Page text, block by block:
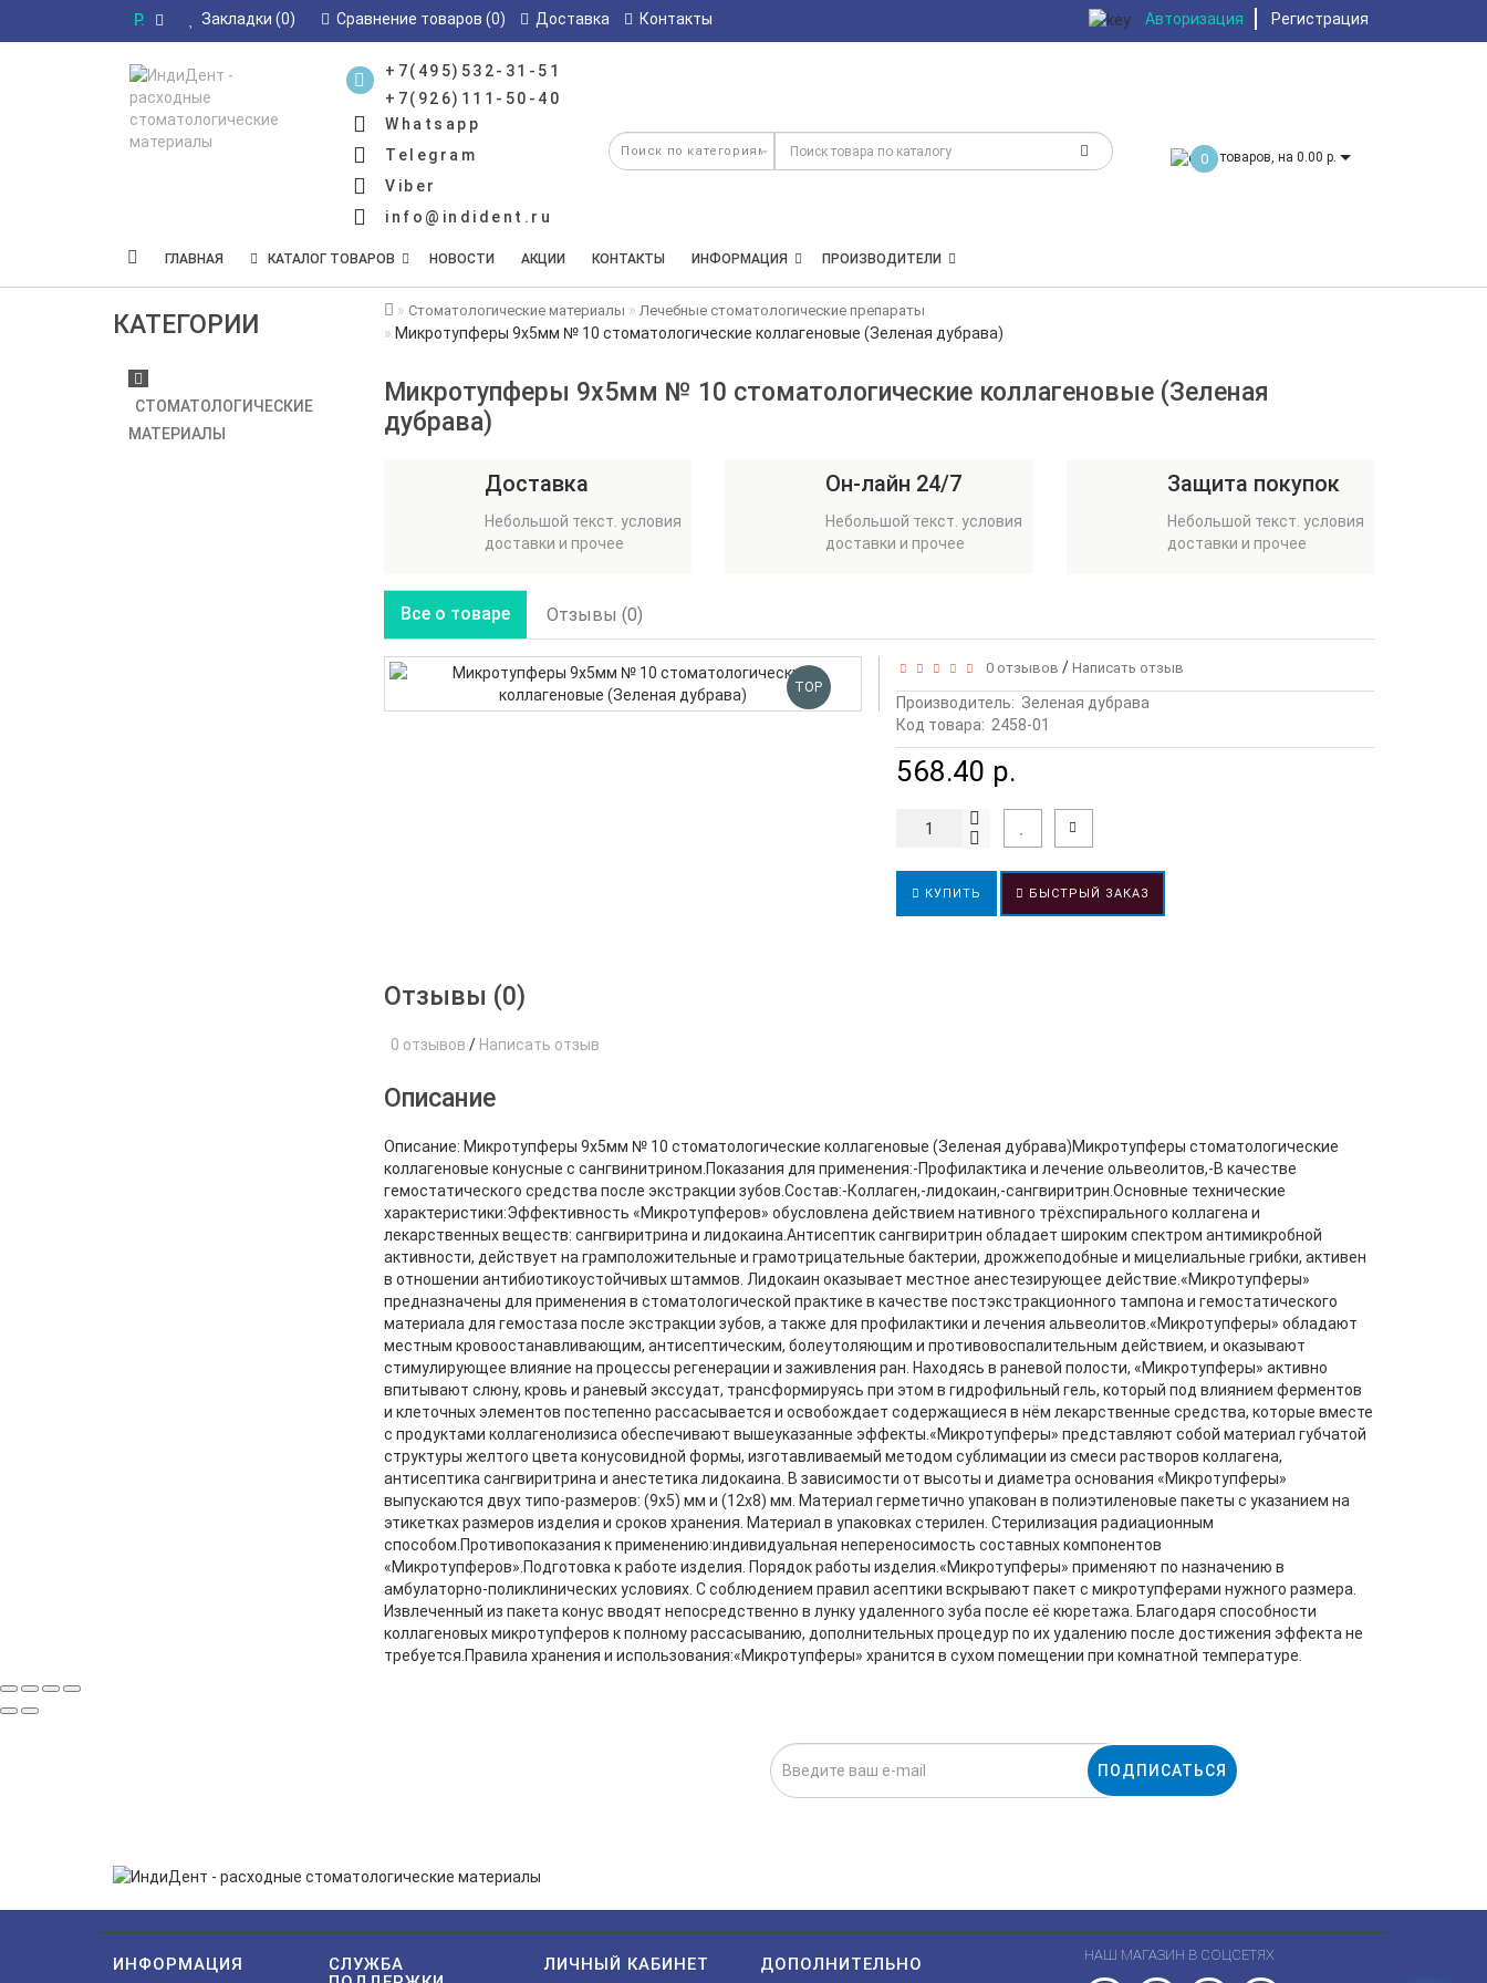
Р. Закладки (0) Сравнение товаров (0) Доставка Контакты Авторизация Регистрация
+7(495)532-31-51
+7(926)111-50-40
Whatsapp
Telegram
Viber
info@indident.ru
0 товаров, на 0.00 р.
ГЛАВНАЯ КАТАЛОГ ТОВАРОВ НОВОСТИ АКЦИИ КОНТАКТЫ ИНФОРМАЦИЯ ПРОИЗВОДИТЕЛИ
КАТЕГОРИИ
СТОМАТОЛОГИЧЕСКИЕ
МАТЕРИАЛЫ
Стоматологические материалы Лечебные стоматологические препараты
Микротупферы 9х5мм № 10 стоматологические коллагеновые (Зеленая дубрава)
Микротупферы 9х5мм № 10 стоматологические коллагеновые (Зеленая
дубрава)
Доставка
Небольшой текст. условия
доставки и прочее
Он-лайн 24/7
Небольшой текст. условия
доставки и прочее
Защита покупок
Небольшой текст. условия
доставки и прочее
Все о товаре Отзывы (0)
TOP
0 отзывов / Написать отзыв
Производитель: Зеленая дубрава
Код товара: 2458-01
568.40 р.
КУПИТЬ БЫСТРЫЙ ЗАКАЗ
Отзывы (0)
0 отзывов / Написать отзыв
Описание
Описание: Микротупферы 9х5мм № 10 стоматологические коллагеновые (Зеленая дубрава)Микротупферы стоматологические
коллагеновые конусные с сангвинитрином.Показания для применения:-Профилактика и лечение ольвеолитов,-В качестве
гемостатического средства после экстракции зубов.Состав:-Коллаген,-лидокаин,-сангвиритрин.Основные технические
характеристики:Эффективность «Микротупферов» обусловлена действием нативного трёхспирального коллагена и
лекарственных веществ: сангвиритрина и лидокаина.Антисептик сангвиритрин обладает широким спектром антимикробной
активности, действует на грамположительные и грамотрицательные бактерии, дрожжеподобные и мицелиальные грибки, активен
в отношении антибиотикоустойчивых штаммов. Лидокаин оказывает местное анестезирующее действие.«Микротупферы»
предназначены для применения в стоматологической практике в качестве постэкстракционного тампона и гемостатического
материала для гемостаза после экстракции зубов, а также для профилактики и лечения альвеолитов.«Микротупферы» обладают
местным кровоостанавливающим, антисептическим, болеутоляющим и противовоспалительным действием, и оказывают
стимулирующее влияние на процессы регенерации и заживления ран. Находясь в раневой полости, «Микротупферы» активно
впитывают слюну, кровь и раневый экссудат, трансформируясь при этом в гидрофильный гель, который под влиянием ферментов
и клеточных элементов постепенно рассасывается и освобождает содержащиеся в нём лекарственные средства, которые вместе
с продуктами коллагенолизиса обеспечивают вышеуказанные эффекты.«Микротупферы» представляют собой материал губчатой
структуры желтого цвета конусовидной формы, изготавливаемый методом сублимации из смеси растворов коллагена,
антисептика сангвиритрина и анестетика лидокаина. В зависимости от высоты и диаметра основания «Микротупферы»
выпускаются двух типо-размеров: (9x5) мм и (12x8) мм. Материал герметично упакован в полиэтиленовые пакеты с указанием на
этикетках размеров изделия и сроков хранения. Материал в упаковках стерилен. Стерилизация радиационным
способом.Противопоказания к применению:индивидуальная непереносимость составных компонентов
«Микротупферов».Подготовка к работе изделия. Порядок работы изделия.«Микротупферы» применяют по назначению в
амбулаторно-поликлинических условиях. С соблюдением правил асептики вскрывают пакет с микротупферами нужного размера.
Извлеченный из пакета конус вводят непосредственно в лунку удаленного зуба после её кюретажа. Благодаря способности
коллагеновых микротупферов к полному рассасыванию, дополнительных процедур по их удалению после достижения эффекта не
требуется.Правила хранения и использования:«Микротупферы» хранится в сухом помещении при комнатной температуре.
ПОДПИСАТЬСЯ
ИНФОРМАЦИЯ
СЛУЖБА
ЛИЧНЫЙ КАБИНЕТ ДОПОЛНИТЕЛЬНО НАШ МАГАЗИН В СОЦСЕТЯХ